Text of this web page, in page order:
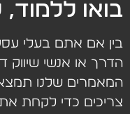
בואו ללמוד,
בין אם אתם בעלי
הדרך או אנשי שיווק
המאמרים שלנו
צריכים כדי לקחת